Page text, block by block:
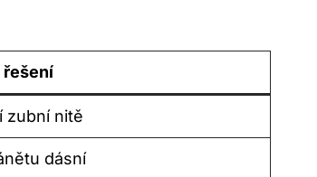
řešení
zubní nitě
dásní